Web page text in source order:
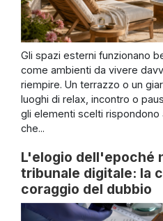
Gli spazi esterni funzionano
come ambienti da vivere
riempire. Un terrazzo o un
luoghi di relax, incontro o
gli elementi scelti
che...
L'elogio dell'epoché
tribunale digitale: la
coraggio del dubbio